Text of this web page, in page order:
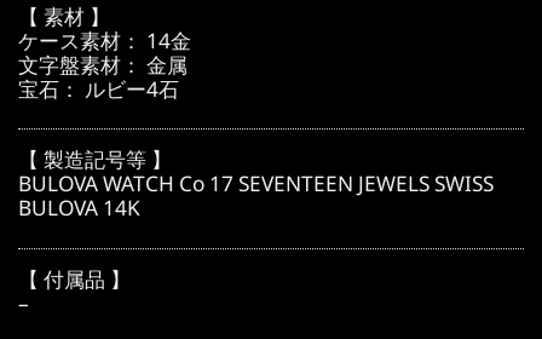
【 素材 】
ケース素材： 14金
文字盤素材： 金属
宝石： ルビー4石
【 製造記号等 】
BULOVA WATCH Co 17 SEVENTEEN JEWELS SWISS
BULOVA 14K
【 付属品 】
–